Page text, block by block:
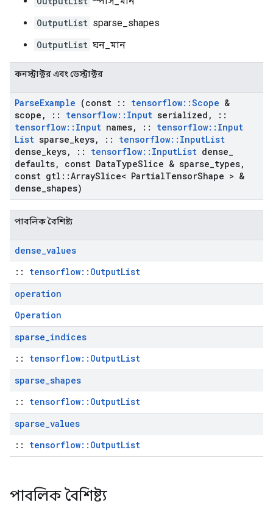
OutputList sparse_shapes
OutputList ঘন_মান
কনস্ট্রাক্টর এবং ডেস্ট্রাক্টর
ParseExample (const :: tensorflow::Scope &
scope , :: tensorflow:: Input serialized ,
::
tensorflow:: Input names, :: tensorflow:: Input
List sparse keys, :: tensorflow:: InputList
dense keys, :: tensorflow:: InputList dense
defaults, const DataTypeSlice & sparse types,
const gtl ::ArraySlice< PartialTensorShape > &
dense shapes)
পাবলিক বৈশিষ্ট্য
dense_values
:: tensorflow::OutputList
operation
Operation
sparse_indices
:: tensorflow::OutputList
sparse_shapes
:: tensorflow::OutputList
sparse_values
:: tensorflow::OutputList
পাবলিক বৈশিষ্ট্য